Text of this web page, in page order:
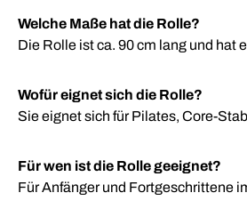
Welche Maße hat die Rolle?
Die Rolle ist ca. 90 cm lang und hat
Wofür eignet sich die Rolle?
Sie eignet sich für Pilates, Core-
Für wen ist die Rolle geeignet?
Für Anfänger und Fortgeschrittene